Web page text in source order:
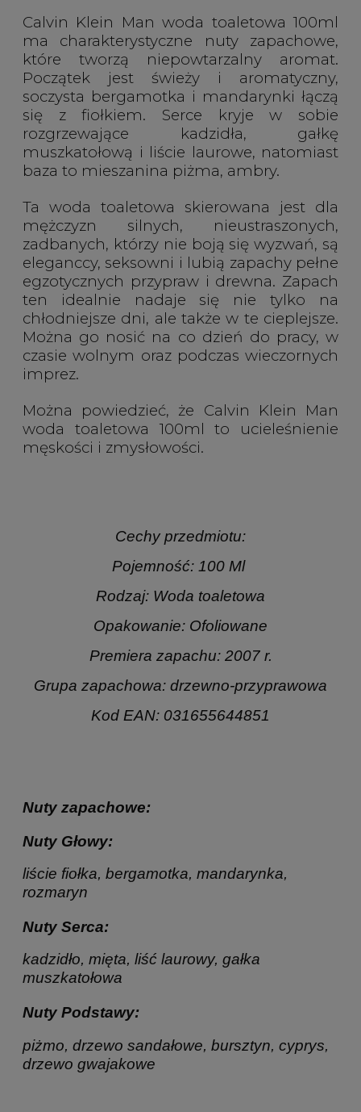
Calvin Klein Man woda toaletowa 100ml
ma charakterystyczne nuty zapachowe,
które tworzą niepowtarzalny aromat.
Początek jest świeży i aromatyczny,
soczysta bergamotka i mandarynki łączą
się z fiołkiem. Serce kryje w sobie
rozgrzewające kadzidła, gałkę
muszkatołową i liście laurowe, natomiast
baza to mieszanina piżma, ambry.
Ta woda toaletowa skierowana jest dla
mężczyzn silnych, nieustraszonych,
zadbanych, którzy nie boją się wyzwań, są
eleganccy, seksowni i lubią zapachy pełne
egzotycznych przypraw i drewna. Zapach
ten idealnie nadaje się nie tylko na
chłodniejsze dni, ale także w te cieplejsze.
Można go nosić na co dzień do pracy, w
czasie wolnym oraz podczas wieczornych
imprez.
Można powiedzieć, że Calvin Klein Man
woda toaletowa 100ml to ucieleśnienie
męskości i zmysłowości.
Cechy przedmiotu:
Pojemność: 100 Ml
Rodzaj: Woda toaletowa
Opakowanie: Ofoliowane
Premiera zapachu: 2007 r.
Grupa zapachowa: drzewno-przyprawowa
Kod EAN: 031655644851
Nuty zapachowe:
Nuty Głowy:
liście fiołka, bergamotka, mandarynka,
rozmaryn
Nuty Serca:
kadzidło, mięta, liść laurowy, gałka
muszkatołowa
Nuty Podstawy:
piżmo, drzewo sandałowe, bursztyn, cyprys,
drzewo gwajakowe